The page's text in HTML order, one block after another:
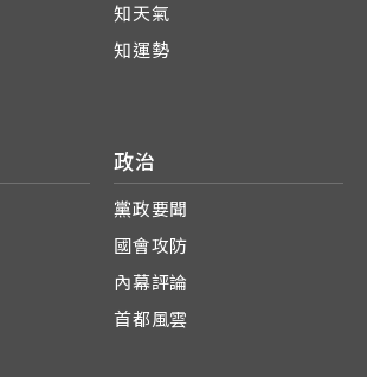
知天氣
知運勢
政治
黨政要聞
國會攻防
內幕評論
首都風雲